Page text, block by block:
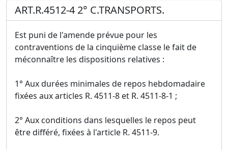
ART.R.4512-4 2° C.TRANSPORTS.
Est puni de l'amende prévue pour les
contraventions de la cinquième classe le fait de
méconnaître les dispositions relatives :
1° Aux durées minimales de repos hebdomadaire
fixées aux articles R. 4511-8 et R. 4511-8-1 ;
2° Aux conditions dans lesquelles le repos peut
être différé, fixées à l'article R. 4511-9.